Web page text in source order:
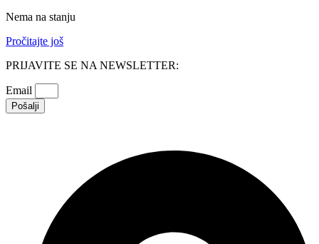
Nema na stanju
Pročitajte još
PRIJAVITE SE NA NEWSLETTER:
Email
Pošalji